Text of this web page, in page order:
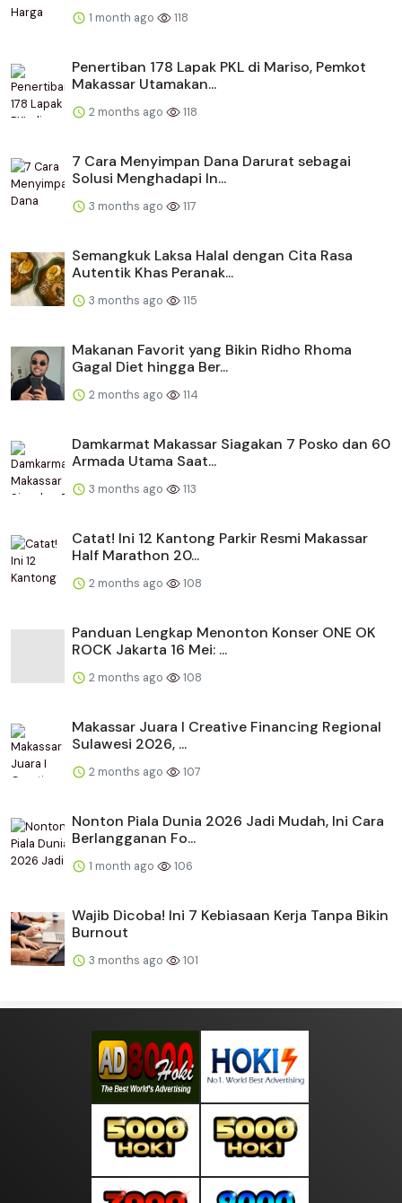
1 month ago 118
Penertiban 178 Lapak PKL di Mariso, Pemkot
Makassar Utamakan...
2 months ago 118
​​7 Cara Menyimpan Dana Darurat sebagai
Solusi Menghadapi In...
3 months ago 117
Semangkuk Laksa Halal dengan Cita Rasa
Autentik Khas Peranak...
3 months ago 115
Makanan Favorit yang Bikin Ridho Rhoma
Gagal Diet hingga Ber...
2 months ago 114
Damkarmat Makassar Siagakan 7 Posko dan 60
Armada Utama Saat...
3 months ago 113
Catat! Ini 12 Kantong Parkir Resmi Makassar
Half Marathon 20...
2 months ago 108
Panduan Lengkap Menonton Konser ONE OK
ROCK Jakarta 16 Mei: ...
2 months ago 108
Makassar Juara I Creative Financing Regional
Sulawesi 2026, ...
2 months ago 107
Nonton Piala Dunia 2026 Jadi Mudah, Ini Cara
Berlangganan Fo...
1 month ago 106
Wajib Dicoba! Ini 7 Kebiasaan Kerja Tanpa Bikin
Burnout
3 months ago 101